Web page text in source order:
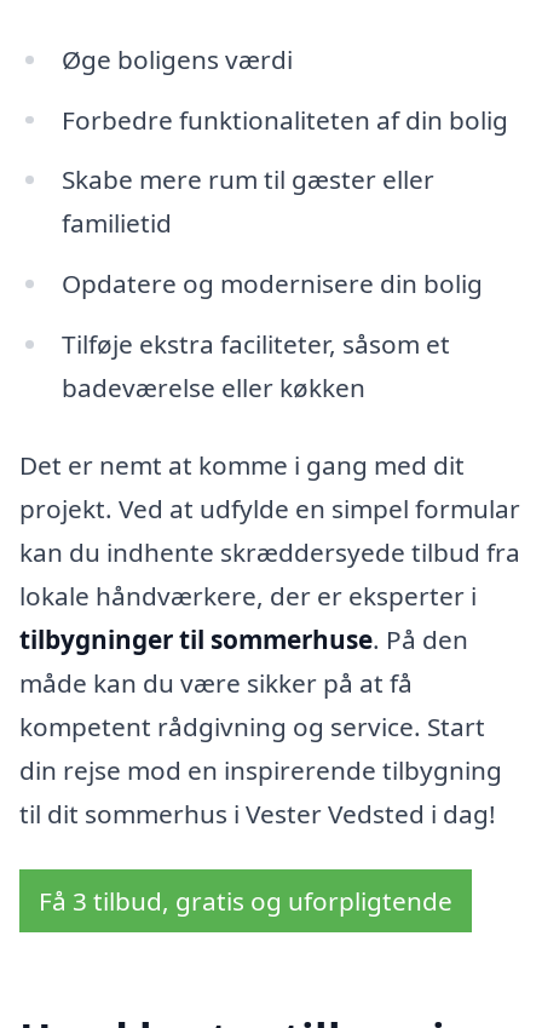
Øge boligens værdi
Forbedre funktionaliteten af din bolig
Skabe mere rum til gæster eller
familietid
Opdatere og modernisere din bolig
Tilføje ekstra faciliteter, såsom et
badeværelse eller køkken
Det er nemt at komme i gang med dit
projekt. Ved at udfylde en simpel formular
kan du indhente skræddersyede tilbud fra
lokale håndværkere, der er eksperter i
tilbygninger til sommerhuse. På den
måde kan du være sikker på at få
kompetent rådgivning og service. Start
din rejse mod en inspirerende tilbygning
til dit sommerhus i Vester Vedsted i dag!
Få 3 tilbud, gratis og uforpligtende